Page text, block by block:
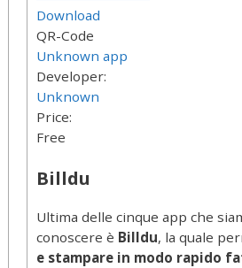
Download
QR-Code
Unknown app
Developer:
Unknown
Price:
Free
Billdu
Ultima delle cinque app che
conoscere è Billdu, la quale
e stampare in modo rapido